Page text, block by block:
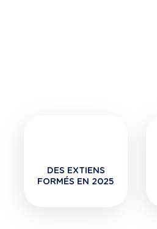
DES EXTIENS
FORMÉS EN 2025